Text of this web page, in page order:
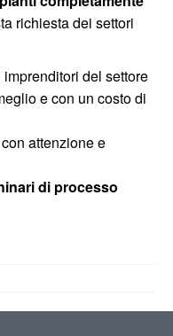
richiesta dei settori
del settore
e con un costo di
attenzione e
di processo